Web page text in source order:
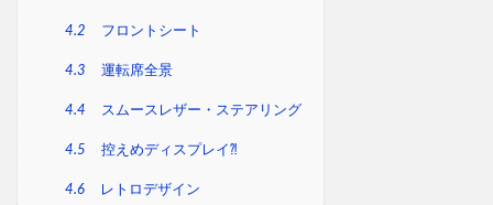
4.2 フロントシート
4.3 運転席全景
4.4 スムースレザー・ステアリング
4.5 控えめディスプレイ⁈
4.6 レトロデザイン